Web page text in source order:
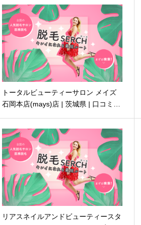
トータルビューティーサロン メイズ
石岡本店(mays)店 | 茨城県 | 口コミ…
リアスネイルアンドビューティースタ